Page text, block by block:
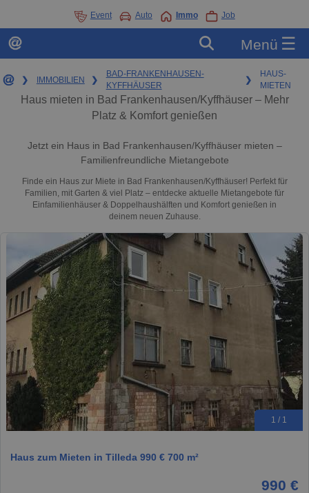
Event Auto Immo Job
Menü ☰
❯ IMMOBILIEN ❯
BAD-FRANKENHAUSEN-
KYFFHÄUSER
❯
HAUS-
MIETEN
Haus mieten in Bad Frankenhausen/Kyffhäuser – Mehr
Platz & Komfort genießen
Jetzt ein Haus in Bad Frankenhausen/Kyffhäuser mieten –
Familienfreundliche Mietangebote
Finde ein Haus zur Miete in Bad Frankenhausen/Kyffhäuser! Perfekt für
Familien, mit Garten & viel Platz – entdecke aktuelle Mietangebote für
Einfamilienhäuser & Doppelhaushälften und Komfort genießen in
deinem neuen Zuhause.
1 / 1
Haus zum Mieten in Tilleda 990 € 700 m²
990 €